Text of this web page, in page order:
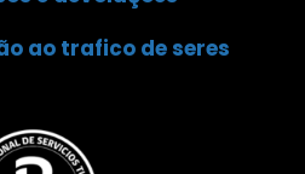
ao trafico de seres